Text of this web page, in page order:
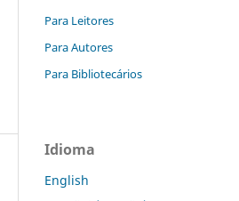
Para Leitores
Para Autores
Para Bibliotecários
Idioma
English